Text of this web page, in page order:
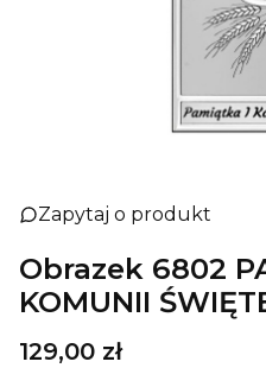
Zapytaj o produkt
Obrazek 6802
KOMUNII
Cena
129,00 zł